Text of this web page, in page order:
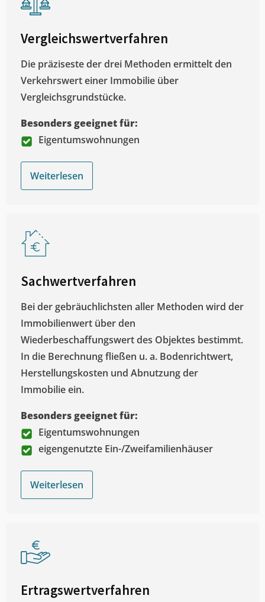
Vergleichswertverfahren
Die präziseste der drei Methoden ermittelt den
Verkehrswert einer Immobilie über
Vergleichsgrundstücke.
Besonders geeignet für:
Eigentumswohnungen
Weiterlesen
Sachwertverfahren
Bei der gebräuchlichsten aller Methoden wird der
Immobilienwert über den
Wiederbeschaffungswert des Objektes bestimmt.
In die Berechnung fließen u. a. Bodenrichtwert,
Herstellungskosten und Abnutzung der
Immobilie ein.
Besonders geeignet für:
Eigentumswohnungen
eigengenutzte Ein-/Zweifamilienhäuser
Weiterlesen
Ertragswertverfahren